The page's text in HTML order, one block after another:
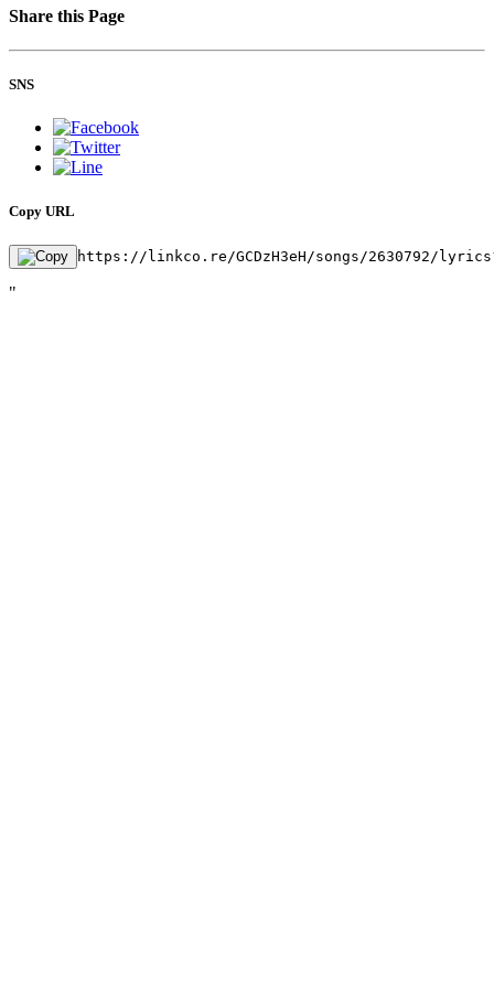
Share this Page
SNS
Copy URL
https://linkco.re/GCDzH3eH/songs/2630792/
"